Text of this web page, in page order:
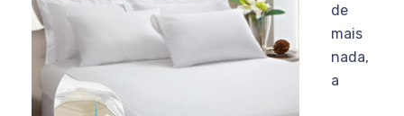
de
mais
nada,
a